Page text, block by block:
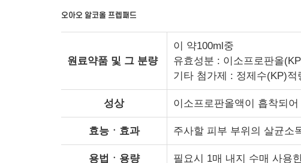
오아오 알코올 프렙패드
원료약품 및 그 분량
이 약100ml중
유효성분 : 이소프로판올
기타 첨가제 : 정제수(KP)적
성상 이소프로판올액이 흡착되
효능ㆍ효과 주사할 피부 부위의 살균소
용법ㆍ용량 필요시 1매 내지 수매 사용